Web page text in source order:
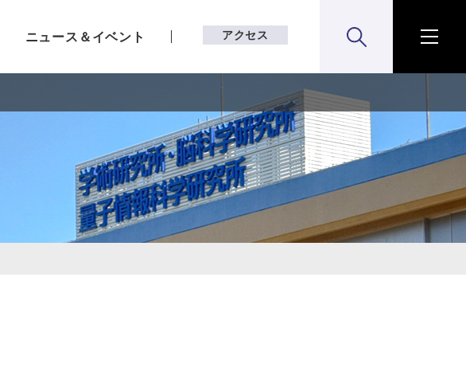
ニュース＆イベント アクセス
検索:開く メニ